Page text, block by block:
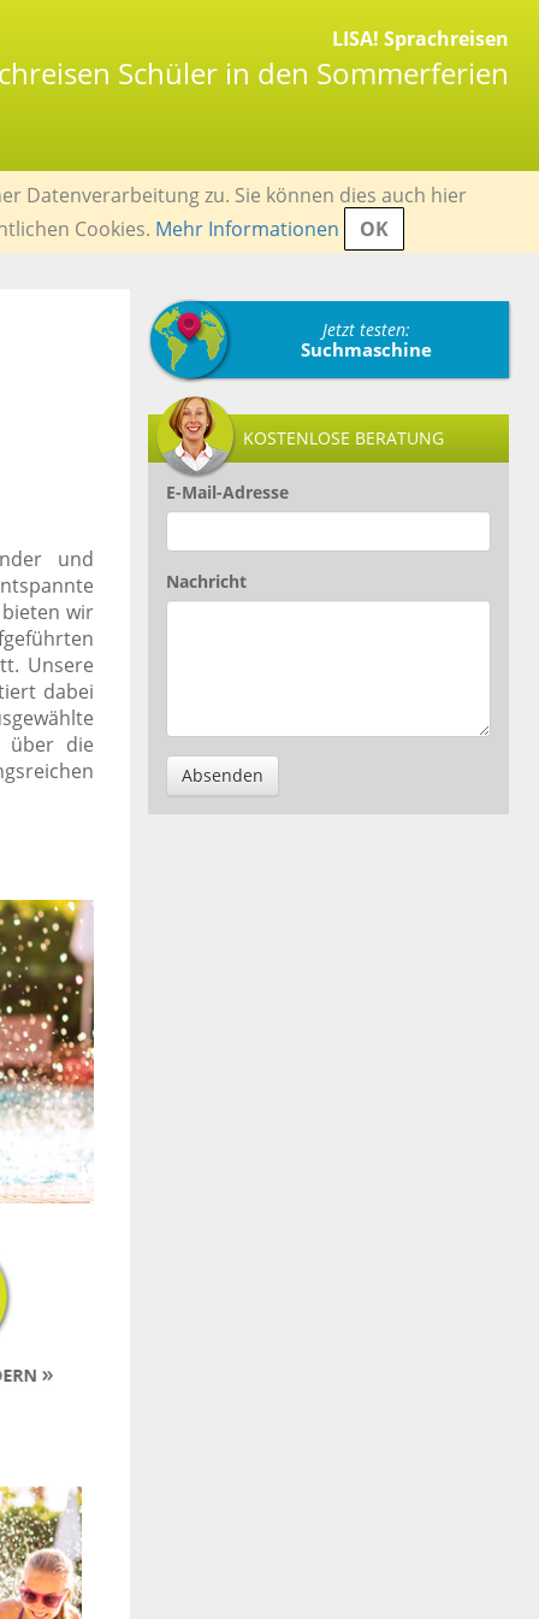
LISA! Sprachreisen
Schüler in den Sommerferien
Datenverarbeitung zu. Sie können dies auch hier
Cookies. Mehr Informationen OK
und
wir
Unsere
dabei
über die
Jetzt testen:
Suchmaschine
KOSTENLOSE BERATUNG
E-Mail-Adresse
Nachricht
Absenden